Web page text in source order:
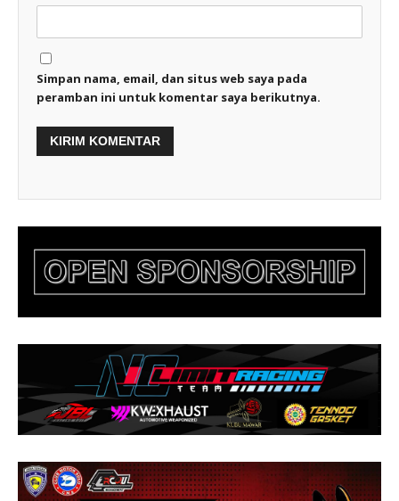
Simpan nama, email, dan situs web saya pada
peramban ini untuk komentar saya berikutnya.